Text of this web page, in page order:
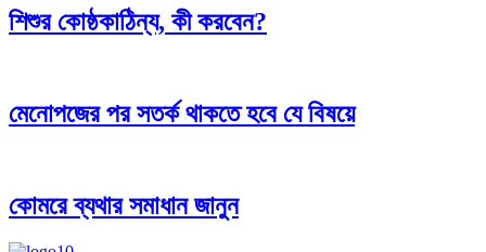
শিশুর কোষ্ঠকাঠিন্য, কী করবেন?
মেনোপজের পর সতর্ক থাকতে হবে যে বিষয়ে
কোমরে ব্যথার সমাধান জানুন